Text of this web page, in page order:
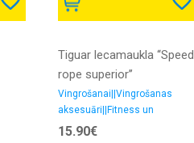
Tiguar lecamaukla ‘‘Speed
rope superior’’
Vingrošanai||Vingrošanas
aksesuāri||Fitness un
trenažieri
15.90€